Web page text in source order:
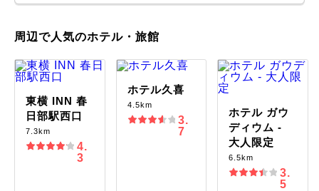
周辺で人気のホテル・旅館
東横 INN 春
日部駅西口
7.3km
4.
3
ホテル久喜
4.5km
3.
7
ホテル ガウ
ディウム -
大人限定
6.5km
3.
5